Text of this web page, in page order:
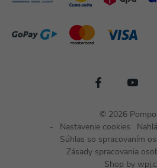
© 2026
Nastavenie cookies
Súhlas so spracovaním
Zásady spracovania
Shop by